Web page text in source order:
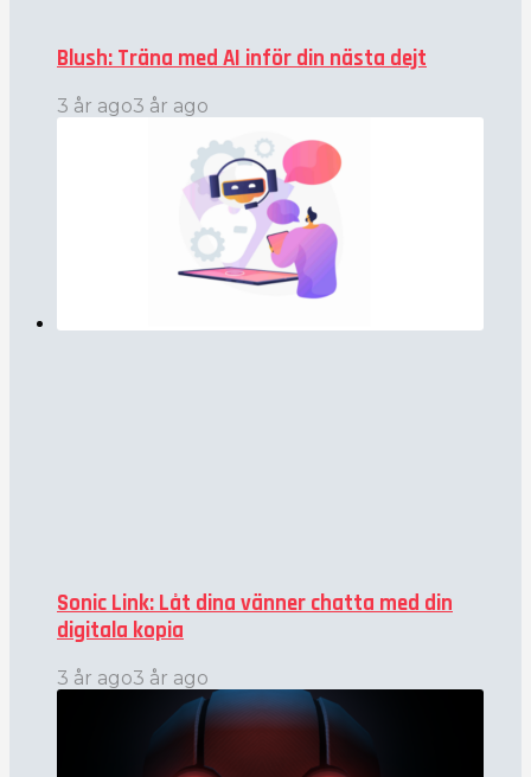
Blush: Träna med AI inför din nästa dejt
3 år ago3 år ago
Sonic Link: Låt dina vänner chatta med din
digitala kopia
3 år ago3 år ago